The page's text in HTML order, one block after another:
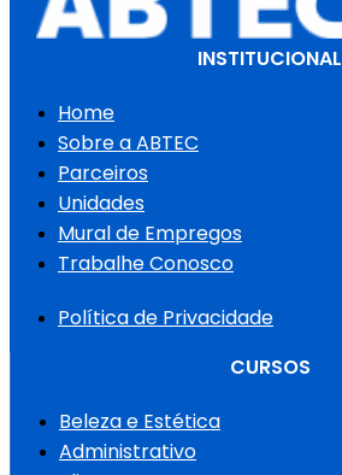
INSTITUCIONAL
Home
Sobre a ABTEC
Parceiros
Unidades
Mural de Empregos
Trabalhe Conosco
Política de Privacidade
CURSOS
Beleza e Estética
Administrativo